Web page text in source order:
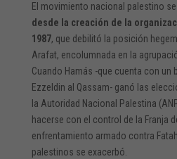
El movimiento nacional palestino
desde la creación de la
1987, que debilitó la posición
Arafat, encolumnada en la
Cuando Hamás -que cuenta con un
Ezzeldin al Qassam- ganó las
la Autoridad Nacional Palestina
hacerse con el control de la Franja
enfrentamiento armado contra
palestinos se exacerbó.